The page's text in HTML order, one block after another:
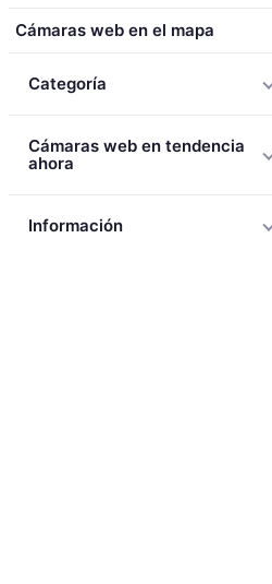
Cámaras web en el mapa
Categoría
Cámaras web en tendencia
ahora
Información